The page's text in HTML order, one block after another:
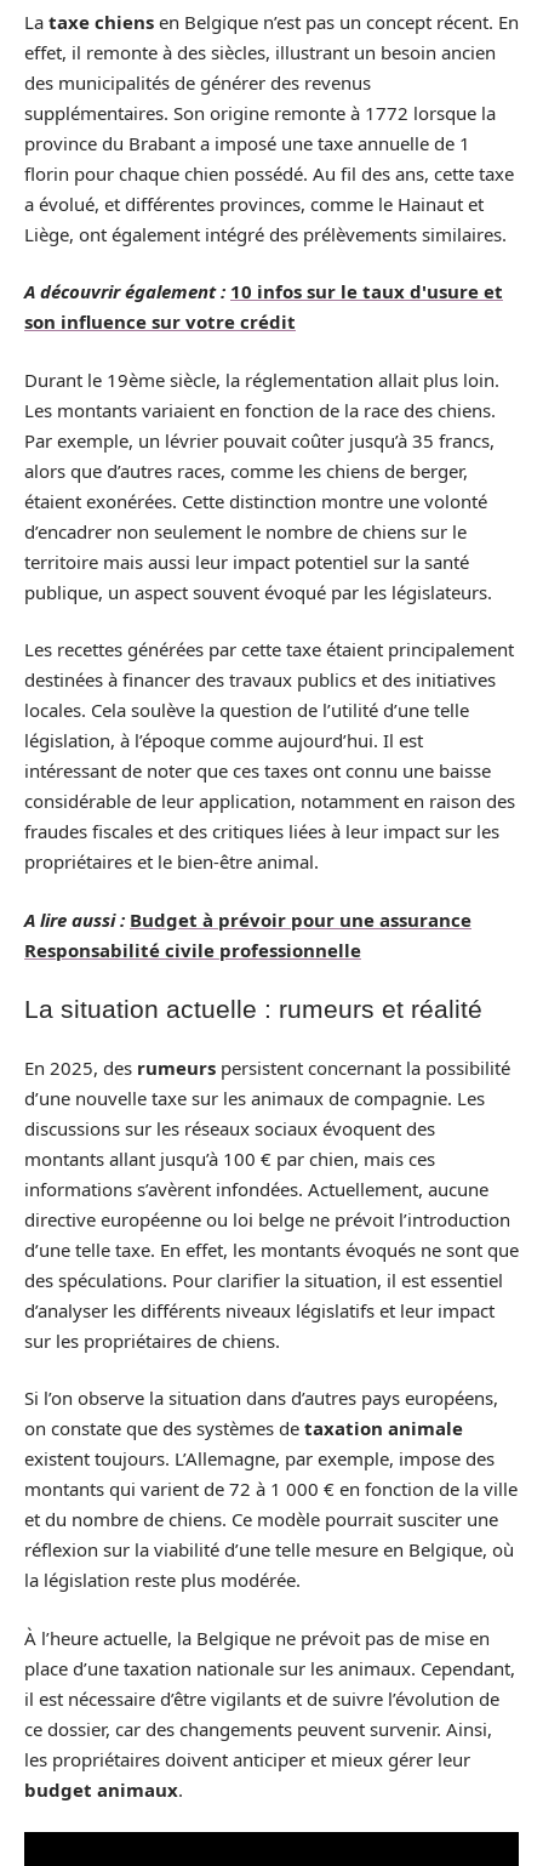
La taxe chiens en Belgique n’est pas un concept récent. En
effet, il remonte à des siècles, illustrant un besoin ancien
des municipalités de générer des revenus
supplémentaires. Son origine remonte à 1772 lorsque la
province du Brabant a imposé une taxe annuelle de 1
florin pour chaque chien possédé. Au fil des ans, cette taxe
a évolué, et différentes provinces, comme le Hainaut et
Liège, ont également intégré des prélèvements similaires.
A découvrir également : 10 infos sur le taux d'usure et
son influence sur votre crédit
Durant le 19ème siècle, la réglementation allait plus loin.
Les montants variaient en fonction de la race des chiens.
Par exemple, un lévrier pouvait coûter jusqu’à 35 francs,
alors que d’autres races, comme les chiens de berger,
étaient exonérées. Cette distinction montre une volonté
d’encadrer non seulement le nombre de chiens sur le
territoire mais aussi leur impact potentiel sur la santé
publique, un aspect souvent évoqué par les législateurs.
Les recettes générées par cette taxe étaient principalement
destinées à financer des travaux publics et des initiatives
locales. Cela soulève la question de l’utilité d’une telle
législation, à l’époque comme aujourd’hui. Il est
intéressant de noter que ces taxes ont connu une baisse
considérable de leur application, notamment en raison des
fraudes fiscales et des critiques liées à leur impact sur les
propriétaires et le bien-être animal.
A lire aussi : Budget à prévoir pour une assurance
Responsabilité civile professionnelle
La situation actuelle : rumeurs et réalité
En 2025, des rumeurs persistent concernant la possibilité
d’une nouvelle taxe sur les animaux de compagnie. Les
discussions sur les réseaux sociaux évoquent des
montants allant jusqu’à 100 € par chien, mais ces
informations s’avèrent infondées. Actuellement, aucune
directive européenne ou loi belge ne prévoit l’introduction
d’une telle taxe. En effet, les montants évoqués ne sont que
des spéculations. Pour clarifier la situation, il est essentiel
d’analyser les différents niveaux législatifs et leur impact
sur les propriétaires de chiens.
Si l’on observe la situation dans d’autres pays européens,
on constate que des systèmes de taxation animale
existent toujours. L’Allemagne, par exemple, impose des
montants qui varient de 72 à 1 000 € en fonction de la ville
et du nombre de chiens. Ce modèle pourrait susciter une
réflexion sur la viabilité d’une telle mesure en Belgique, où
la législation reste plus modérée.
À l’heure actuelle, la Belgique ne prévoit pas de mise en
place d’une taxation nationale sur les animaux. Cependant,
il est nécessaire d’être vigilants et de suivre l’évolution de
ce dossier, car des changements peuvent survenir. Ainsi,
les propriétaires doivent anticiper et mieux gérer leur
budget animaux.